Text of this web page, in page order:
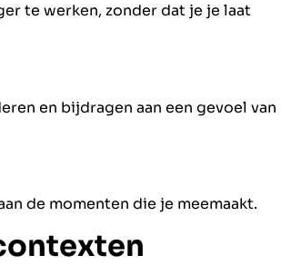
te werken, zonder dat je je laat
en bijdragen aan een gevoel van
de momenten die je meemaakt.